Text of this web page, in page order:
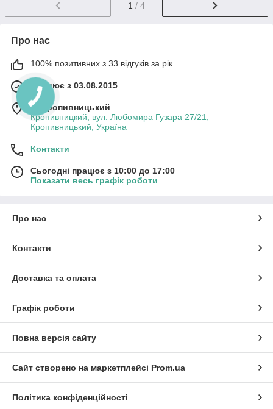
1 / 4
Про нас
100% позитивних з 33 відгуків за рік
Працює з 03.08.2015
м. Кропивницький
Кропивницкий, вул. Любомира Гузара 27/21,
Кропивницький, Україна
Контакти
Сьогодні працює з 10:00 до 17:00
Показати весь графік роботи
Про нас
Контакти
Доставка та оплата
Графік роботи
Повна версія сайту
Сайт створено на маркетплейсі Prom.ua
Політика конфіденційності